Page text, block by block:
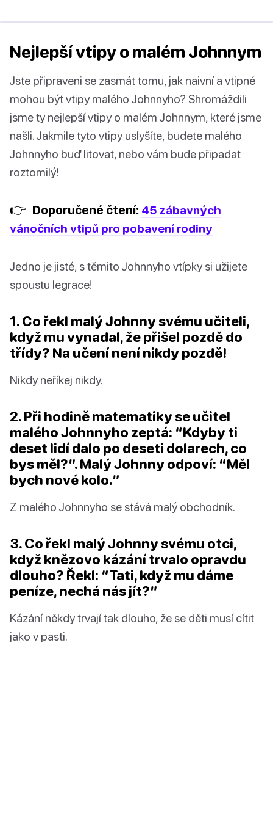
Nejlepší vtipy o malém Johnnym
Jste připraveni se zasmát tomu, jak naivní a vtipné
mohou být vtipy malého Johnnyho? Shromáždili
jsme ty nejlepší vtipy o malém Johnnym, které jsme
našli. Jakmile tyto vtipy uslyšíte, budete malého
Johnnyho buď litovat, nebo vám bude připadat
roztomilý!
👉 Doporučené čtení: 45 zábavných
vánočních vtipů pro pobavení rodiny
Jedno je jisté, s těmito Johnnyho vtípky si užijete
spoustu legrace!
1. Co řekl malý Johnny svému učiteli,
když mu vynadal, že přišel pozdě do
třídy? Na učení není nikdy pozdě!
Nikdy neříkej nikdy.
2. Při hodině matematiky se učitel
malého Johnnyho zeptá: “Kdyby ti
deset lidí dalo po deseti dolarech, co
bys měl?”. Malý Johnny odpoví: “Měl
bych nové kolo.”
Z malého Johnnyho se stává malý obchodník.
3. Co řekl malý Johnny svému otci,
když knězovo kázání trvalo opravdu
dlouho? Řekl: “Tati, když mu dáme
peníze, nechá nás jít?”
Kázání někdy trvají tak dlouho, že se děti musí cítit
jako v pasti.